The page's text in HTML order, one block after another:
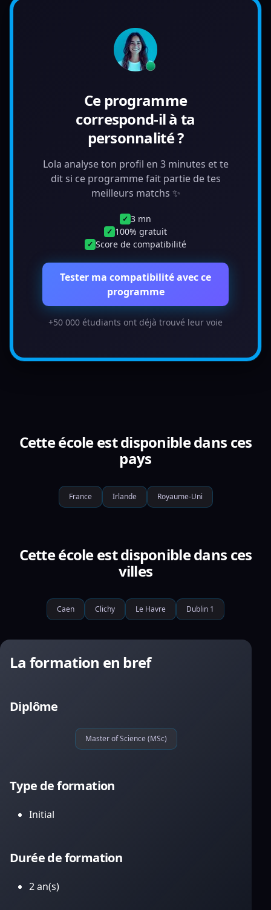
Ce programme
correspond-il à ta
personnalité ?
Lola analyse ton profil en 3 minutes et te
dit si ce programme fait partie de tes
meilleurs matchs ✨
✓ 3 mn
✓ 100% gratuit
✓ Score de compatibilité
Tester ma compatibilité avec ce
programme
+50 000 étudiants ont déjà trouvé leur voie
Cette école est disponible dans ces
pays
France Irlande Royaume-Uni
Cette école est disponible dans ces
villes
Caen Clichy Le Havre Dublin 1
La formation en bref
Diplôme
Master of Science (MSc)
Type de formation
Initial
Durée de formation
2 an(s)